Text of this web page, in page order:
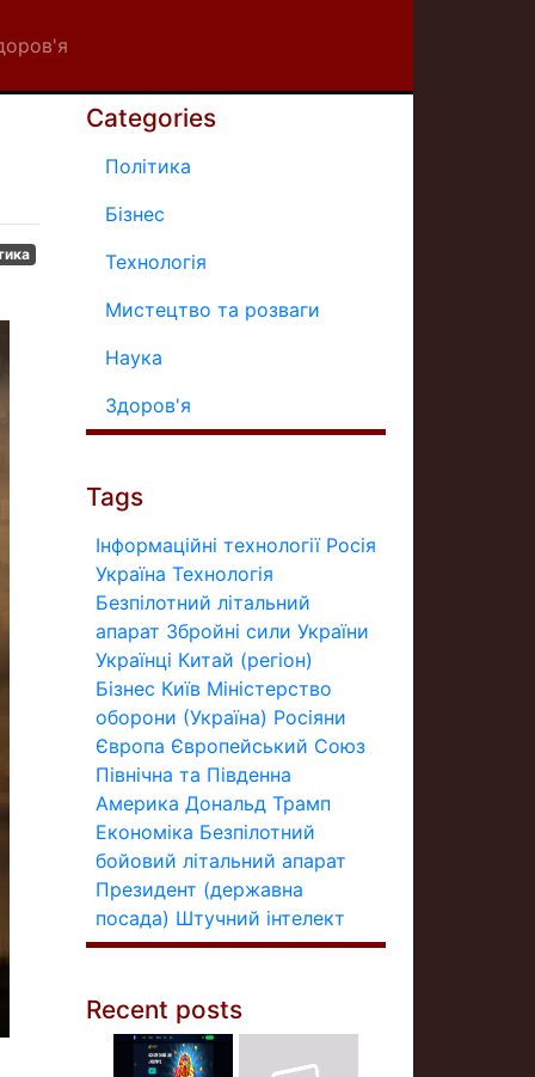
Categories
Політика
Бізнес
Технологія
Мистецтво та розваги
Наука
Здоров'я
Tags
Інформаційні технології Росія
Україна Технологія
Безпілотний літальний
апарат Збройні сили України
Українці Китай (регіон)
Бізнес Київ Міністерство
оборони (Україна) Росіяни
Європа Європейський Союз
Північна та Південна
Америка Дональд Трамп
Економіка Безпілотний
бойовий літальний апарат
Президент (державна
посада) Штучний інтелект
Recent posts